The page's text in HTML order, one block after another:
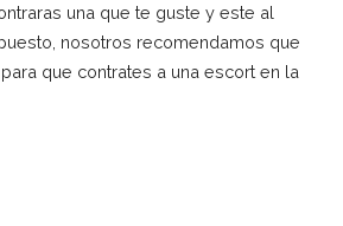
una que te guste y este al
nosotros recomendamos que
para que contrates a una escort en la